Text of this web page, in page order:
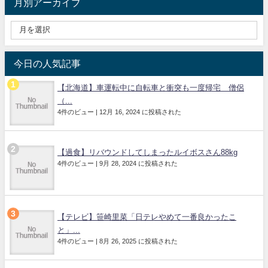
月別アーカイブ
今日の人気記事
【北海道】車運転中に自転車と衝突も一度帰宅 僧侶
（...
4件のビュー 12月 16, 2024 に投稿された
【過食】リバウンドしてしまったルイボスさん88kg
4件のビュー 9月 28, 2024 に投稿された
【テレビ】笹崎里菜「日テレやめて一番良かったこ
と」...
4件のビュー 8月 26, 2025 に投稿された